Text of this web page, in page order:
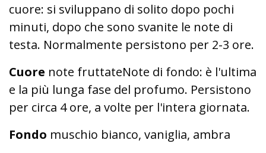
cuore: si sviluppano di solito dopo pochi
minuti, dopo che sono svanite le note di
testa. Normalmente persistono per 2-3 ore.
Cuore note fruttateNote di fondo: è l'ultima
e la più lunga fase del profumo. Persistono
per circa 4 ore, a volte per l'intera giornata.
Fondo muschio bianco, vaniglia, ambra